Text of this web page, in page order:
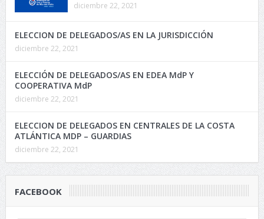
diciembre 22, 2021
ELECCION DE DELEGADOS/AS EN LA JURISDICCIÓN
diciembre 22, 2021
ELECCIÓN DE DELEGADOS/AS EN EDEA MdP Y
COOPERATIVA MdP
diciembre 22, 2021
ELECCION DE DELEGADOS EN CENTRALES DE LA COSTA
ATLÁNTICA MDP – GUARDIAS
diciembre 22, 2021
FACEBOOK